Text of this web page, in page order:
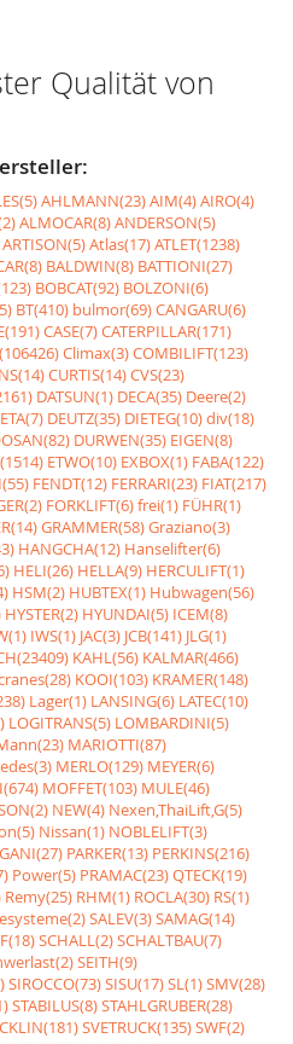
Qualität von
AHLMANN(23)AIM(4)AIRO(4)
ALMOCAR(8)ANDERSON(5)
ARTISON(5)Atlas(17)ATLET(1238)
BALDWIN(8) BATTIONI(27)
BOBCAT(92) BOLZONI(6)
BT(410) bulmor(69)CANGARU(6)
CASE(7)CATERPILLAR(171)
Climax(3)COMBILIFT(123)
CURTIS(14)CVS(23)
DATSUN(1) DECA(35) Deere(2)
DEUTZ(35) DIETEG(10)div(18)
DURWEN(35) EIGEN(8)
ETWO(10) EXBOX(1) FABA(122)
FENDT(12) FERRARI(23) FIAT(217)
FORKLIFT(6)frei(1) FÜHR(1)
GRAMMER(58)Graziano(3)
HANGCHA(12) Hanselifter(6)
HELI(26) HELLA(9) HERCULIFT(1)
HSM(2) HUBTEX(1) Hubwagen(56)
HYSTER(2) HYUNDAI(5) ICEM(8)
IWS(1) JAC(3) JCB(141) JLG(1)
KAHL(56) KALMAR(466)
KOOI(103) KRAMER(148)
Lager(1) LANSING(6) LATEC(10)
LOGITRANS(5) LOMBARDINI(5)
MARIOTTI(87)
MERLO(129) MEYER(6)
MOFFET(103) MULE(46)
NEW(4) Nexen,ThaiLift,G(5)
Nissan(1) NOBLELIFT(3)
PARKER(13) PERKINS(216)
Power(5) PRAMAC(23)QTECK(19)
Remy(25) RHM(1) ROCLA(30) RS(1)
SALEV(3)SAMAG(14)
SCHALL(2)SCHALTBAU(7)
SEITH(9)
SIROCCO(73)SISU(17)SL(1)SMV(28)
STABILUS(8)STAHLGRUBER(28)
SVETRUCK(135)SWF(2)